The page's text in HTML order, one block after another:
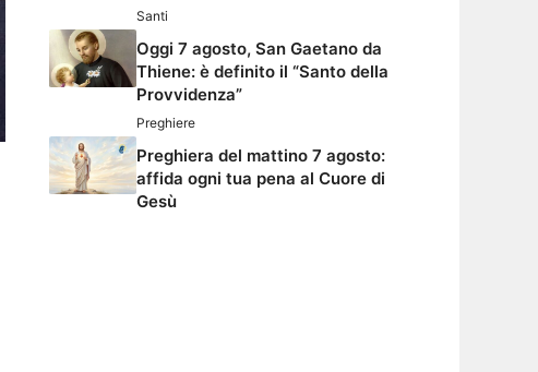
Santi
Oggi 7 agosto, San Gaetano da
Thiene: è definito il “Santo della
Provvidenza”
Preghiere
Preghiera del mattino 7 agosto:
affida ogni tua pena al Cuore di
Gesù